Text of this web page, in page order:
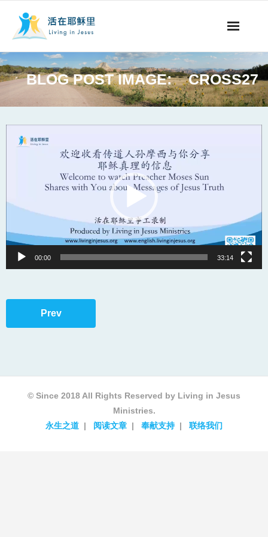
事工概要
阅读文章
永生之道
奉献支持
其他语言
BLOG POST IMAGE: CROSS27
Player
00:00 33:14
Prev
© Since 2018 All Rights Reserved by Living in Jesus
Ministries.
永生之道
阅读文章 奉献支持 联络我们